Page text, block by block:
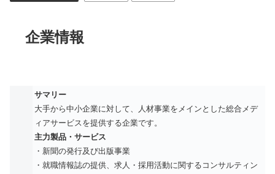
企業情報
サマリー
大手から中小企業に対して、人材事業をメインとした総合メデ
ィアサービスを提供する企業です。
主力製品・サービス
・新聞の発行及び出版事業
・就職情報誌の提供、求人・採用活動に関するコンサルティン